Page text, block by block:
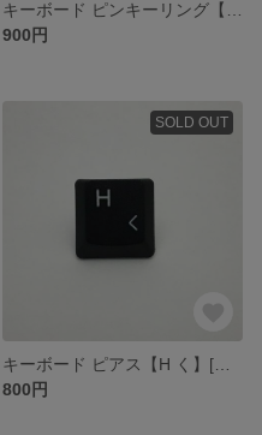
900円
SOLD OUT
800円